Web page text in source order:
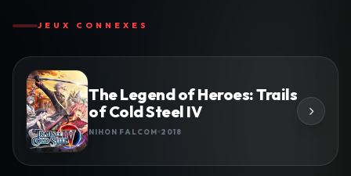
JEUX CONNEXES
The Legend of Heroes: Trails
of Cold Steel IV
NIHON FALCOM 2018